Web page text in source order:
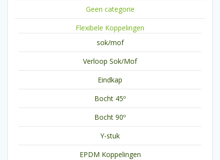
Geen categorie
Flexibele Koppelingen
sok/mof
Verloop Sok/Mof
Eindkap
Bocht 45º
Bocht 90º
Y-stuk
EPDM Koppelingen